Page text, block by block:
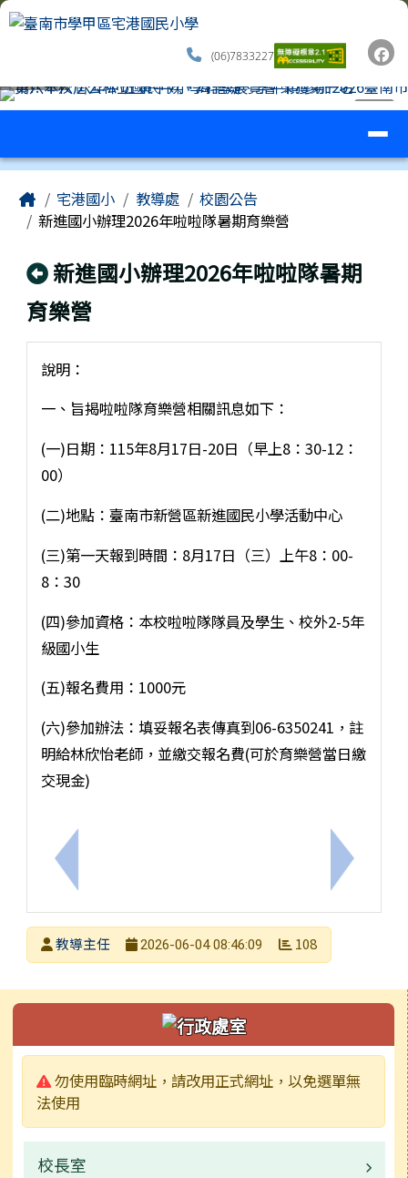
跳至主內容區
臺南市學甲區宅港國民小學
(06)7833227
工具列
Home宅港國小 教導處
校園公告
新進國小辦理2026年啦啦隊暑期育樂營
回上頁
新進國小辦理2026年啦啦隊暑期
育樂營
上一筆：轉知「兒少好聲音─兒童權利公約宣導暨兒
說明：
一、旨揭啦啦隊育樂營相關訊息如下：
(一)日期：115年8月17日-20日（早上8：30-12：
00）
(二)地點：臺南市新營區新進國民小學活動中心
(三)第一天報到時間：8月17日（三）上午8：00-
8：30
(四)參加資格：本校啦啦隊隊員及學生、校外2-5年
級國小生
(五)報名費用：1000元
(六)參加辦法：填妥報名表傳真到06-6350241，註
明給林欣怡老師，並繳交報名費(可於育樂營當日繳
交現金)
下一筆：
發布者
教導主任
2026-06-04 08:46:09 108
左邊區域內容
警告:
勿使用臨時網址，請改用正式網址，以免選單無
法使用
校長室